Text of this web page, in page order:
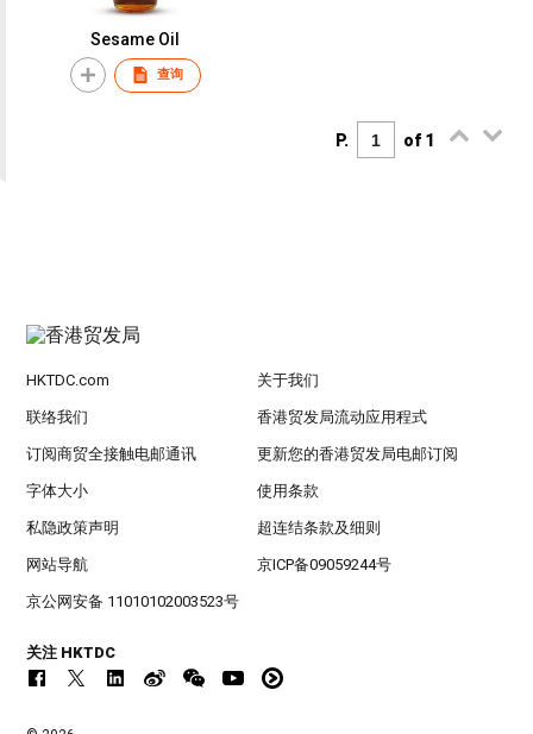
Sesame Oil
查询
P. of 1
HKTDC.com 关于我们
联络我们 香港贸发局流动应用程式
订阅商贸全接触电邮通讯 更新您的香港贸发局电邮订阅
字体大小 使用条款
私隐政策声明 超连结条款及细则
网站导航 京ICP备09059244号
京公网安备 11010102003523号
关注 HKTDC